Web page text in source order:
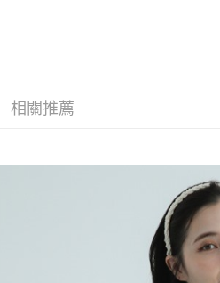
相關推薦